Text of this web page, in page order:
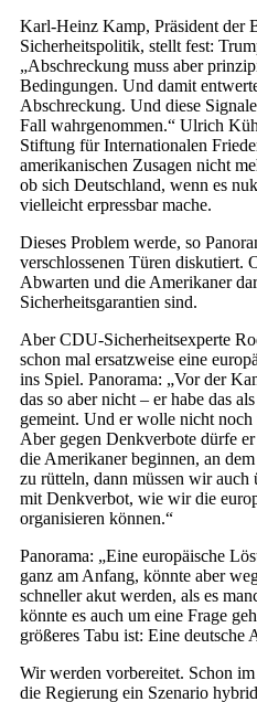
Karl-Heinz Kamp, Präsident der
Sicherheitspolitik, stellt fest:
„Abschreckung muss aber
Bedingungen. Und damit
Abschreckung. Und diese
Fall wahrgenommen.“ Ulrich
Stiftung für Internationalen
amerikanischen Zusagen nicht
ob sich Deutschland, wenn es
vielleicht erpressbar mache.
Dieses Problem werde, so
verschlossenen Türen diskutiert.
Abwarten und die Amerikaner
Sicherheitsgarantien sind.
Aber CDU-Sicherheitsexperte
schon mal ersatzweise eine
ins Spiel. Panorama: „Vor der
das so aber nicht – er habe das
gemeint. Und er wolle nicht
Aber gegen Denkverbote dürfe
die Amerikaner beginnen, an
zu rütteln, dann müssen wir auch
mit Denkverbot, wie wir die
organisieren können.“
Panorama: „Eine europäische
ganz am Anfang, könnte aber
schneller akut werden, als es
könnte es auch um eine Frage
größeres Tabu ist: Eine deutsche
Wir werden vorbereitet. Schon
die Regierung ein Szenario